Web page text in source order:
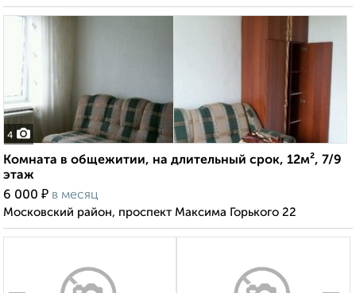
4
Комната в общежитии, на длительный срок, 12м², 7/9
этаж
6 000 ₽ в месяц
Московский район, проспект Максима Горького 22